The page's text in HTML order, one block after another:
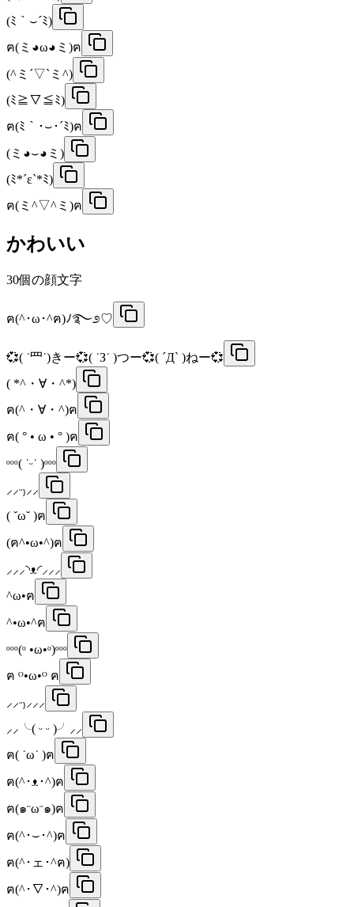
(ﾐ｀⌣´ﾐ)
ฅ(ミ◕ω◕ミ)ฅ
(^ミ´▽`ミ^)
(ﾐ≧▽≦ﾐ)
ฅ(ﾐ｀･⌣･´ﾐ)ฅ
(ミ◕⌣◕ミ)
(ﾐ*´ε`*ﾐ)
ฅ(ミ^▽^ミ)ฅ
かわいい
30個の顔文字
ฅ(^･ω･^ฅ)ﾉ࿐೨♡
💞( ˙罒˙)きー💞( ˙З˙ )つー💞( ´Д` )ねー💞
( *^・∀・^*)
ฅ(^・∀・^)ฅ
ฅ( ° • ω • ° )ฅ
ᵒᵒᵒ( ˙ᵕ˙ )ᵒᵒᵒ
⸝⸝ᵕ₎⸝⸝
( ˘ω˘ )ฅ
(ฅ^•ω•^)ฅ
⸝⸝⸝◝ᴥ◜⸝⸝⸝
^ω•ฅ
^•ω•^ฅ
ᵒᵒᵒ(ᵒ •ω•ᵒ)ᵒᵒᵒ
ฅ ᴼ•ω•ᴼ ฅ
⸝⸝ᵕ₎⸝⸝⸝
⸝⸝╰( ᵕ ᵕ )╯⸝⸝
ฅ( ˙ω˙ )ฅ
ฅ(^･ᴥ･^)ฅ
ฅ(๑ᵔωᵔ๑)ฅ
ฅ(^･⌣･^)ฅ
ฅ(^･ェ･^ฅ)
ฅ(^･∇･^)ฅ